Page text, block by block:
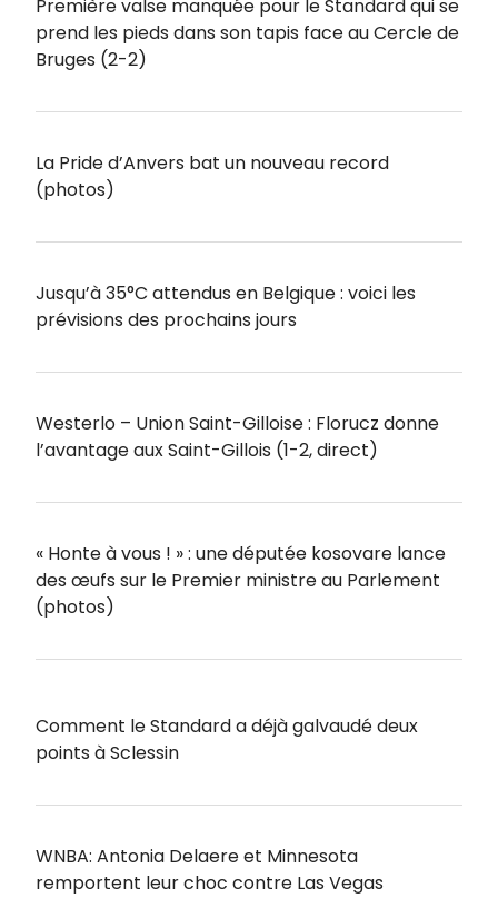
Première valse manquée pour le Standard qui se
prend les pieds dans son tapis face au Cercle de
Bruges (2-2)
La Pride d’Anvers bat un nouveau record
(photos)
Jusqu’à 35°C attendus en Belgique : voici les
prévisions des prochains jours
Westerlo – Union Saint-Gilloise : Florucz donne
l’avantage aux Saint-Gillois (1-2, direct)
« Honte à vous ! » : une députée kosovare lance
des œufs sur le Premier ministre au Parlement
(photos)
Comment le Standard a déjà galvaudé deux
points à Sclessin
WNBA: Antonia Delaere et Minnesota
remportent leur choc contre Las Vegas